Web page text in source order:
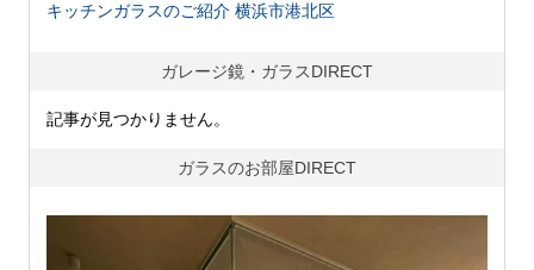
キッチンガラスのご紹介 横浜市港北区
ガレージ鏡・ガラスDIRECT
記事が見つかりません。
ガラスのお部屋DIRECT